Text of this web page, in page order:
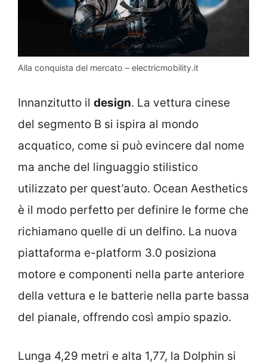
Alla conquista del mercato – electricmobility.it
Innanzitutto il design. La vettura cinese
del segmento B si ispira al mondo
acquatico, come si può evincere dal nome
ma anche del linguaggio stilistico
utilizzato per quest’auto. Ocean Aesthetics
è il modo perfetto per definire le forme che
richiamano quelle di un delfino. La nuova
piattaforma e-platform 3.0 posiziona
motore e componenti nella parte anteriore
della vettura e le batterie nella parte bassa
del pianale, offrendo così ampio spazio.
Lunga 4,29 metri e alta 1,77, la Dolphin si